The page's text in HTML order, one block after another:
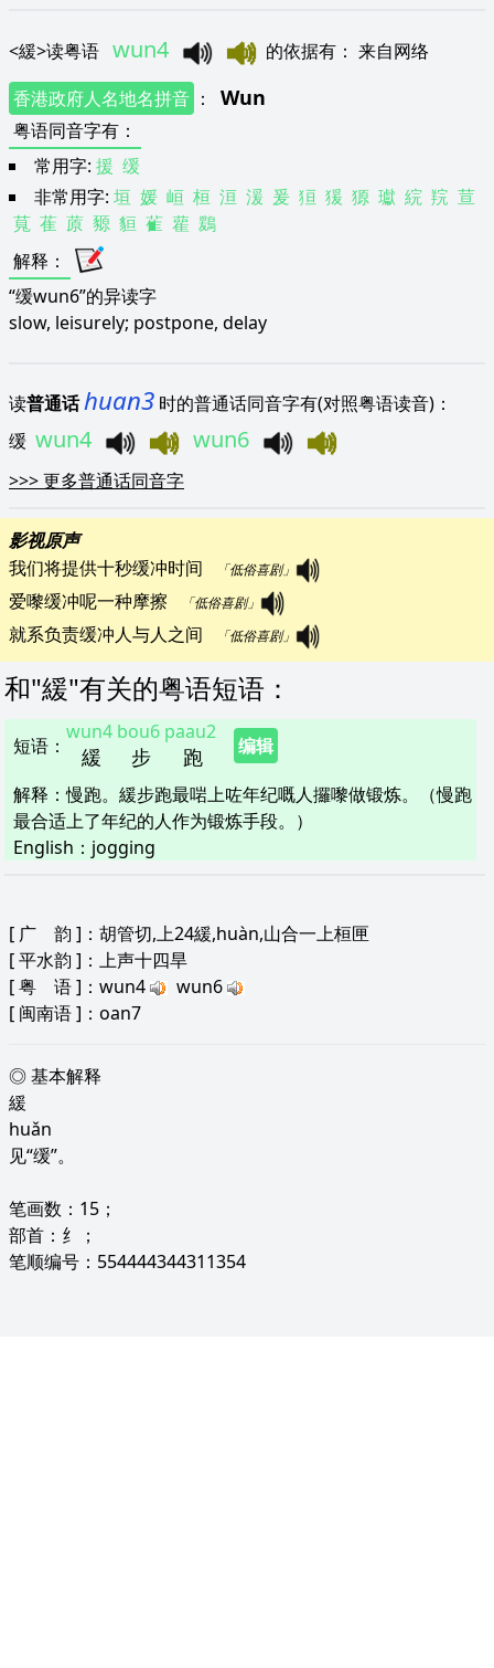
<緩>读粤语 wun4 的依据有 ： 来自网络
香港政府人名地名拼音 ： Wun
粤语同音字有 ：
常用字: 援 缓
非常用字: 垣 媛 峘 桓 洹 湲 爰 狟 猨 獂 瓛 綄 羦 荁
萈 萑 蒝 豲 貆 雈 雚 鶢
解释 ：
“缓wun6”的异读字
slow, leisurely; postpone, delay
读普通话huan3 时的普通话同音字有(对照粤语读音)：
缓 wun4 wun6
>>>更多普通话同音字
影视原声
我们将提供十秒缓冲时间
「低俗喜剧」
爱嚟缓冲呢一种摩擦 「低俗喜剧」
就系负责缓冲人与人之间 「低俗喜剧」
和"緩"有关的粤语短语 ：
短语 ： 緩
wun4
步
bou6
跑
paau2
编辑
解释 ：慢跑。緩步跑最啱上咗年纪嘅人攞嚟做锻炼。（慢跑
最合适上了年纪的人作为锻炼手段。）
English： jogging
[ 广 韵 ]：胡管切,上24緩,huàn,山合一上桓匣
[平水韵 ]：上声十四旱
[粤 语]：wun4
wun6
[ 闽南语]：oan7
◎ 基本解释
緩
huǎn
见“缓”。
笔画数：15；
部首：纟；
笔顺编号：554444344311354